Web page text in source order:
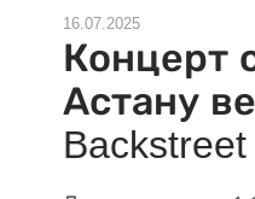
16.07.2025
Концерт
Астану